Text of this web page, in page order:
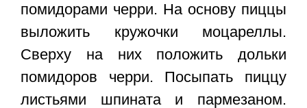
помидорами черри. На основу пиццы
выложить кружочки моцареллы.
Сверху на них положить дольки
помидоров черри. Посыпать пиццу
листьями шпината и пармезаном.